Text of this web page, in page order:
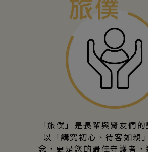
「旅僕」是長輩與腎友們的
以「講究初心、待客如親
念，更是您的最佳守護者